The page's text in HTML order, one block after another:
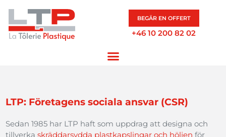
BEGÄR EN OFFERT
+46 10 200 82 02
LTP: Företagens sociala ansvar (CSR)
Sedan 1985 har LTP haft som uppdrag att designa och
tillverka skräddarsydda plastkapslingar och höljen för